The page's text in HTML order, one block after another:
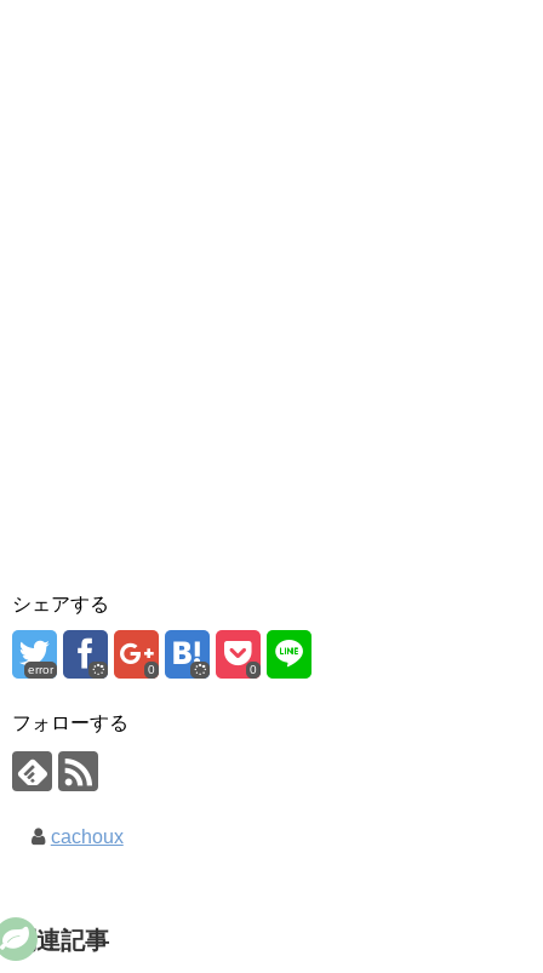
シェアする
error 0 0
フォローする
cachoux
関連記事